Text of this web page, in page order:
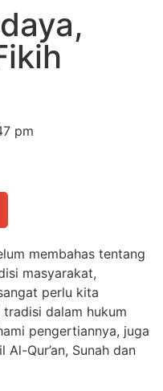
pm
membahas tentang
masyarakat,
perlu kita
dalam hukum
pengertiannya, juga
Qur’an, Sunah dan